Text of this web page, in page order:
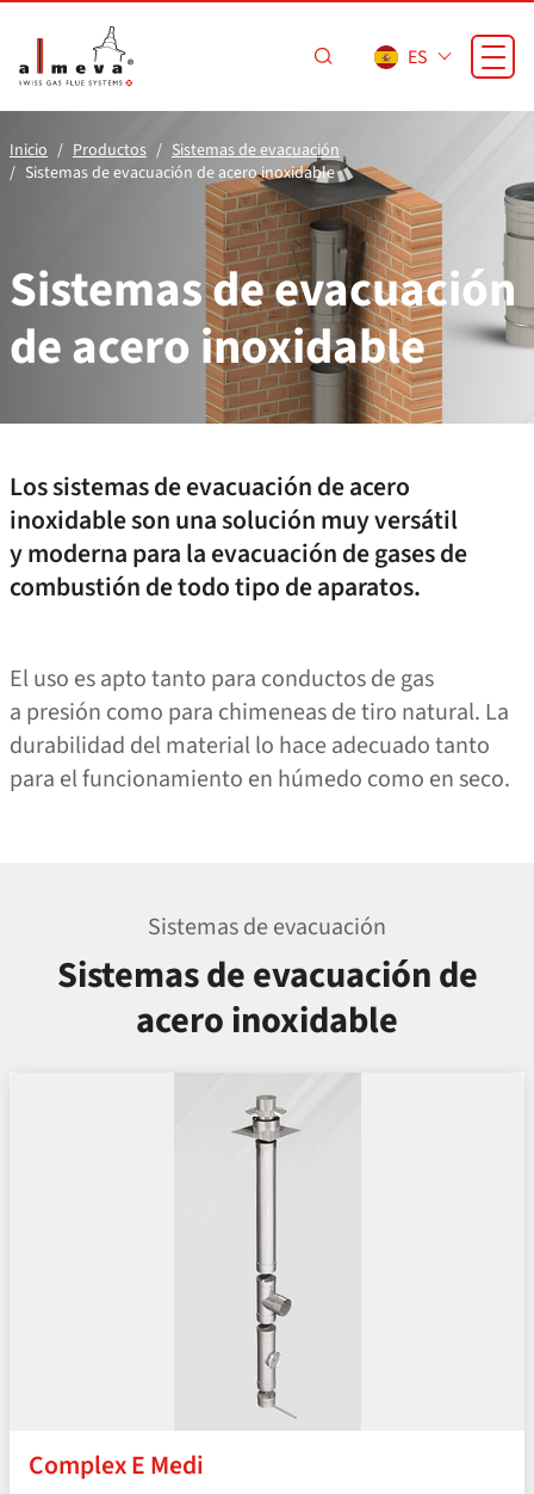
ES
Inicio Productos
Sistemas de evacuación
Sistemas de evacuación de acero inoxidable
Sistemas de evacuación
de acero inoxidable
Los sistemas de evacuación de acero
inoxidable son una solución muy versátil
y moderna para la evacuación de gases de
combustión de todo tipo de aparatos.
El uso es apto tanto para conductos de gas
a presión como para chimeneas de tiro natural. La
durabilidad del material lo hace adecuado tanto
para el funcionamiento en húmedo como en seco.
Sistemas de evacuación
Sistemas de evacuación de
acero inoxidable
Complex E Medi